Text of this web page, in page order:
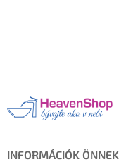
INFORMÁCIÓK ÖNNEK